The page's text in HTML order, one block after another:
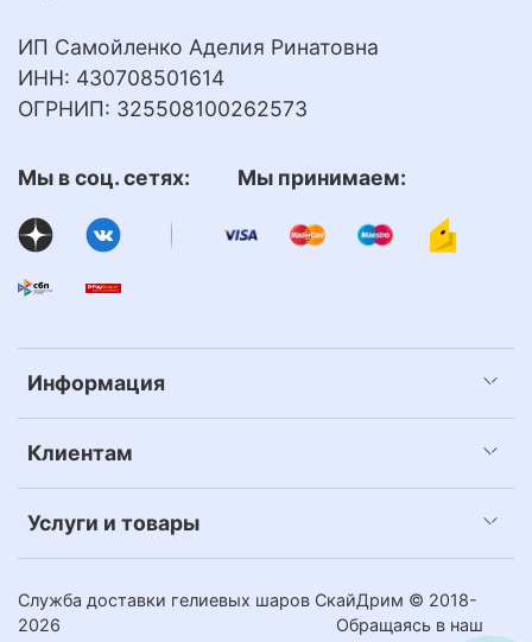
Информация
Клиентам
Услуги и товары
ИП Самойленко Аделия Ринатовна
ИНН: 430708501614
ОГРНИП: 325508100262573
Мы в соц. сетях: Мы принимаем:
Служба доставки гелиевых шаров СкайДрим © 2018-
2026 Обращаясь в наш